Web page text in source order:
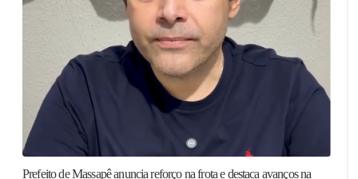
Prefeito de Massapê anuncia reforço na frota e destaca avanços na